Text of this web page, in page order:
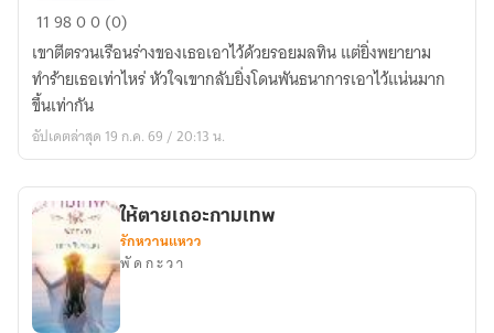
พันธนาการ
ร้าย
ใน
เกลียว
คลื่น
119800 (0)
เขาตีตรวนเรือนร่างของเธอเอาไว้ด้วยรอยมลทิน แต่ยิ่งพยายาม
ทำร้ายเธอเท่าไหร่ หัวใจเขากลับยิ่งโดนพันธนาการเอาไว้แน่นมาก
ขึ้นเท่ากัน
อัปเดตล่าสุด 19 ก.ค. 69 / 20:13 น.
ให้ตายเถอะกามเทพ
รักหวานแหวว
พั ด ก ะ ว า